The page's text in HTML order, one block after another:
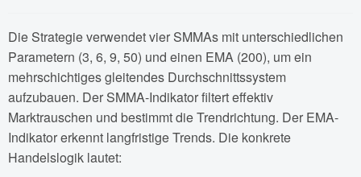
Die Strategie verwendet vier SMMAs mit unterschiedlichen
Parametern (3, 6, 9, 50) und einen EMA (200), um ein
mehrschichtiges gleitendes Durchschnittssystem
aufzubauen. Der SMMA-Indikator filtert effektiv
Marktrauschen und bestimmt die Trendrichtung. Der EMA-
Indikator erkennt langfristige Trends. Die konkrete
Handelslogik lautet: